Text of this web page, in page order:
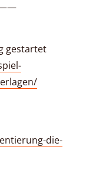
gestartet
die-